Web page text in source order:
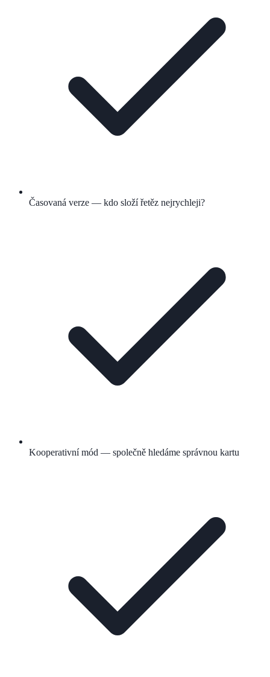
Časovaná verze — kdo složí řetěz nejrychleji?
Kooperativní mód — společně hledáme správnou kartu